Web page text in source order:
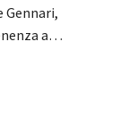
Gennari,
a…